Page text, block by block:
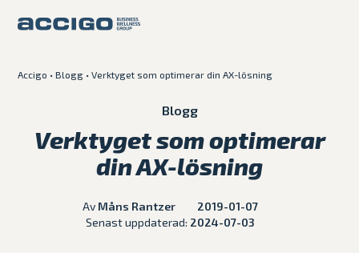
Erbjudande
Accigo •Blogg •Verktyget som optimerar din AX-lösning
Blogg
Verktyget som optimerar
din AX-lösning
Av Måns Rantzer
2019-01-07
Senast uppdaterad: 2024-07-03